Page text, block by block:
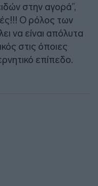
στην αγορά”,
Ο ρόλος των
να είναι απόλυτα
στις όποιες
επίπεδο.